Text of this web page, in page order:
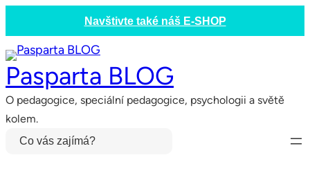
na
obsah
Navštivte také náš E-SHOP
Pasparta BLOG
O pedagogice, speciální pedagogice, psychologii a světě
kolem.
Hledat